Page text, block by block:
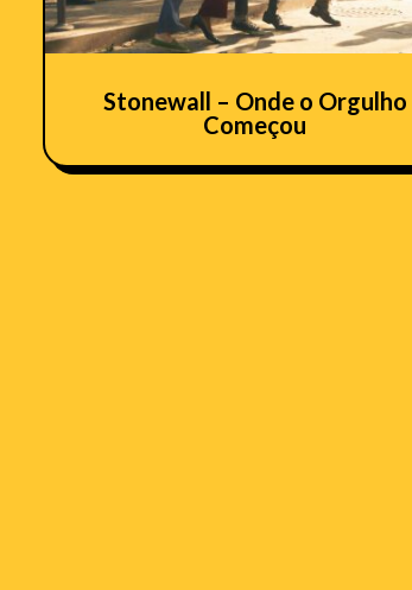
Stonewall – Onde o Orgulho
Começou